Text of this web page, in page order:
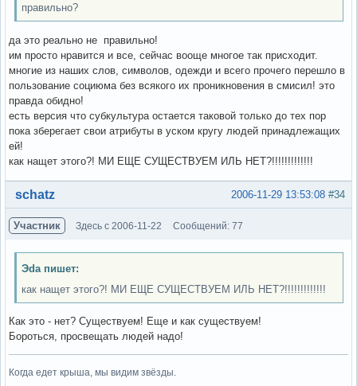
правильно?
да это реально не правильно!
им просто нравится и все, сейчас вооще многое так присходит.
многие из наших слов, символов, одежди и всего прочего перешло в
пользование социюма без всякого их проникновения в смисил! это
правда обидно!
есть версия что субкультура остается таковой только до тех пор
пока зберегает свои атрибуты в уском кругу людей принадлежащих
ей!
как нащет этого?! МИ ЕЩЕ СУЩЕСТВУЕМ ИЛЬ НЕТ?!!!!!!!!!!!!!
Вне форума #34
2006-11-29 13:53:08
schatz
Участник Здесь с 2006-11-22 Сообщений: 77
Эda пишет:
как нащет этого?! МИ ЕЩЕ СУЩЕСТВУЕМ ИЛЬ НЕТ?!!!!!!!!!!!!!
Как это - нет? Существуем! Еще и как существуем!
Бороться, просвещать людей надо!
Когда едет крыша, мы видим звёзды.